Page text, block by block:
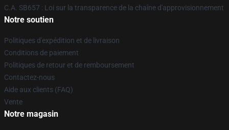
C.A. SB657 : Loi sur la transparence de la chaîne d'approvisionnement
Notre soutien
Politiques d'expédition et de livraison
Conditions de paiement
Politiques de retour et de remboursement
Contactez-nous
Aide aux clients (FAQ)
Vente
Notre magasin